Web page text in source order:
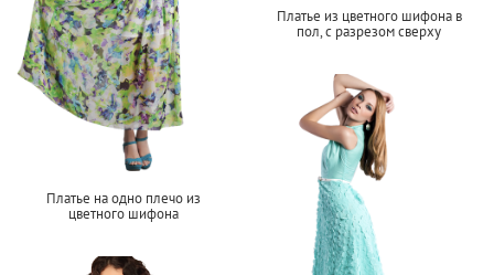
Платье из цветного шифона в
пол, с разрезом сверху
Платье на одно плечо из
цветного шифона